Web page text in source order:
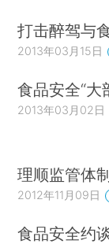
打击醉驾与
2013年03月15日
食品安全“大
2013年03月02日
理顺监管体
2012年11月09日
食品安全约